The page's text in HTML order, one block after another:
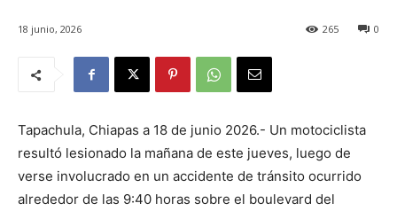
18 junio, 2026 0
265
Tapachula, Chiapas a 18 de junio 2026.- Un motociclista
resultó lesionado la mañana de este jueves, luego de
verse involucrado en un accidente de tránsito ocurrido
alrededor de las 9:40 horas sobre el boulevard del